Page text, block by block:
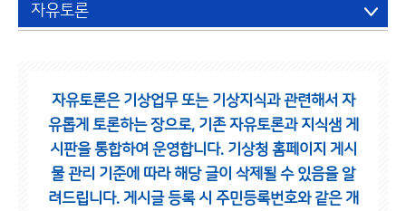
자유토론
자유토론은 기상업무 또는 기상지식과 관련해서 자
유롭게 토론하는 장으로, 기존 자유토론과 지식샘 게
시판을 통합하여 운영합니다. 기상청 홈페이지 게시
물 관리 기준에 따라 해당 글이 삭제될 수 있음을 알
려드립니다. 게시글 등록 시 주민등록번호와 같은 개